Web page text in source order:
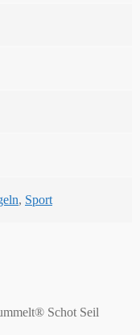
, Sport
Schot Seil